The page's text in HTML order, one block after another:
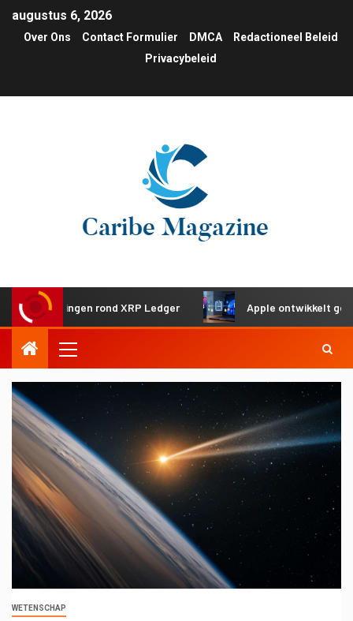
augustus 6, 2026
Over Ons Contact Formulier DMCA
Redactioneel Beleid
Privacybeleid
rond XRP Ledger Apple ontwikkelt gedeeld
WETENSCHAP